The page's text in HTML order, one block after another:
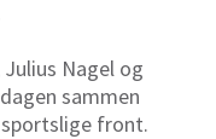
Nagel og
sammen
front.